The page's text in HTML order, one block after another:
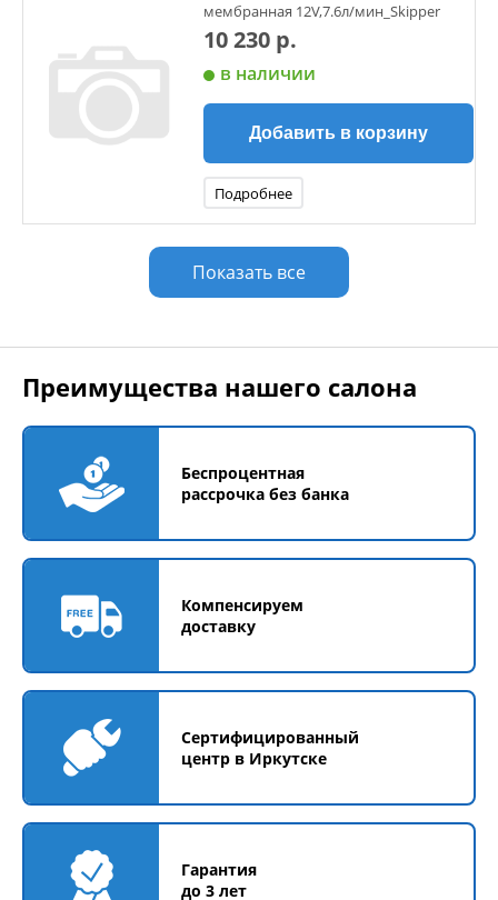
мембранная 12V,7.6л/мин_Skipper
10 230 р.
в наличии
Добавить в корзину
Подробнее
Показать все
Преимущества нашего салона
Беспроцентная
рассрочка без банка
Компенсируем
доставку
Сертифицированный
центр в Иркутске
Гарантия
до 3 лет